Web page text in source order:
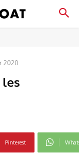
2020
les
Pinterest